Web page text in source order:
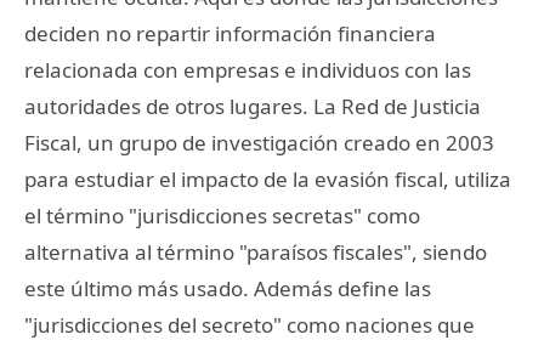
deciden no repartir información financiera
relacionada con empresas e individuos con las
autoridades de otros lugares. La Red de Justicia
Fiscal, un grupo de investigación creado en 2003
para estudiar el impacto de la evasión fiscal, utiliza
el término "jurisdicciones secretas" como
alternativa al término "paraísos fiscales", siendo
este último más usado. Además define las
"jurisdicciones del secreto" como naciones que